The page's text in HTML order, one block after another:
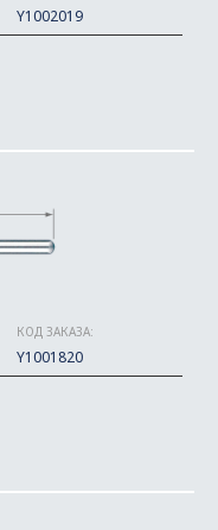
Y1002019
КОД ЗАКАЗА:
Y1001820